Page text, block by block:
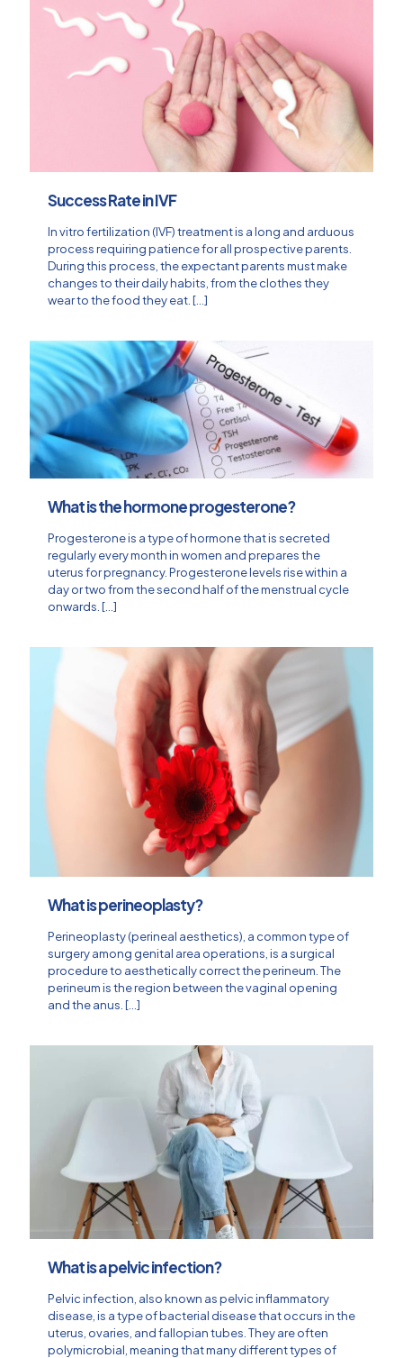
Success Rate in IVF
In vitro fertilization (IVF) treatment is a long and arduous
process requiring patience for all prospective parents.
During this process, the expectant parents must make
changes to their daily habits, from the clothes they
wear to the food they eat. […]
What is the hormone progesterone?
Progesterone is a type of hormone that is secreted
regularly every month in women and prepares the
uterus for pregnancy. Progesterone levels rise within a
day or two from the second half of the menstrual cycle
onwards. […]
What is perineoplasty?
Perineoplasty (perineal aesthetics), a common type of
surgery among genital area operations, is a surgical
procedure to aesthetically correct the perineum. The
perineum is the region between the vaginal opening
and the anus. […]
What is a pelvic infection?
Pelvic infection, also known as pelvic inflammatory
disease, is a type of bacterial disease that occurs in the
uterus, ovaries, and fallopian tubes. They are often
polymicrobial, meaning that many different types of